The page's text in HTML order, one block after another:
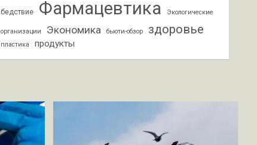
бедствие Фармацевтика Экологические
организации Экономика бьюти-обзор здоровье
пластика продукты